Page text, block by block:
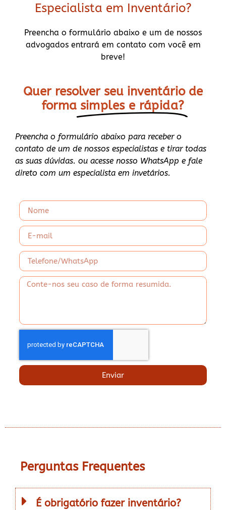
Especialista em Inventário?
Preencha o formulário abaixo e um de nossos
advogados entrará em contato com você em
breve!
Quer resolver seu inventário de
forma simples e rápida?
Preencha o formulário abaixo para receber o
contato de um de nossos especialistas e tirar todas
as suas dúvidas. ou acesse nosso WhatsApp e fale
direto com um especialista em invetários.
Enviar
Perguntas Frequentes
É obrigatório fazer inventário?